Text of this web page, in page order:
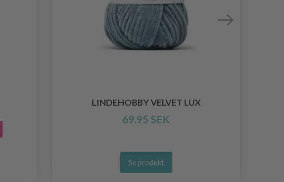
LINDEHOBBY VELVET LUX
69.95 SEK
Se produkt